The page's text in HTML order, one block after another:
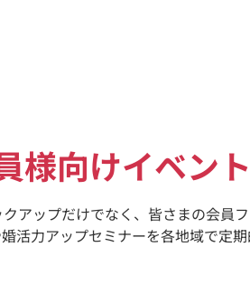
様向けイベント
アップだけでなく、皆さまの会員
活力アップセミナーを各地域で定期